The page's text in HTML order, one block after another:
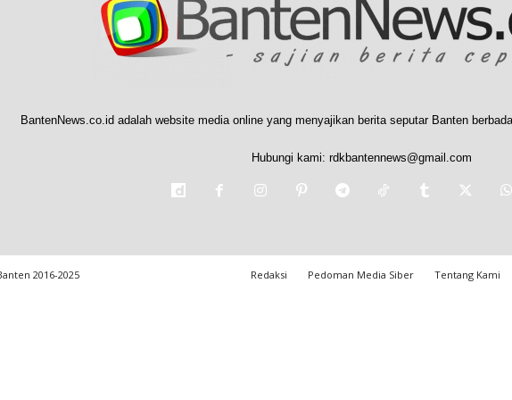
BantenNews.co.id adalah website media online yang menyajikan berita seputar Banten
Hubungi kami: rdkbantennews@gmail.com
Redaksi Pedoman Media Siber Tentang Kami
2016-2025